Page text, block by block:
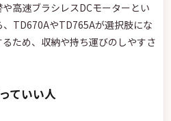
高速ブラシレスDCモーターとい
TD670AやTD765Aが選択肢にな
ため、収納や持ち運びのしやすさ
ていい人